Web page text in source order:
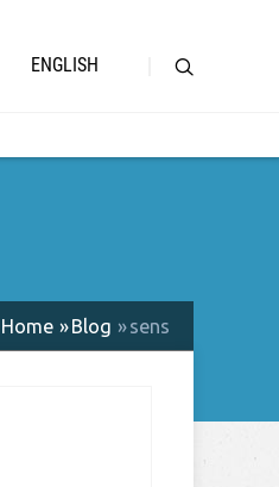
ENGLISH
Home Blog sens